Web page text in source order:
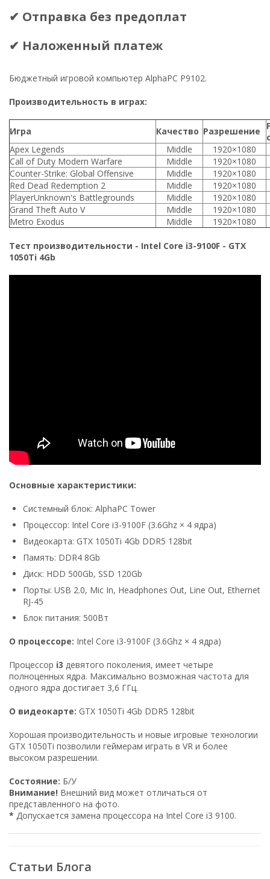
✔ Отправка без предоплат
✔ Наложенный платеж
Бюджетный игровой компьютер AlphaPC P9102.
Производительность в играх:
Игра Качество Разрешение
Apex Legends
Middle
1920×1080
Call of Duty Modern Warfare
Middle
1920×1080
Counter-Strike: Global Offensive
Middle
1920×1080
Red Dead Redemption 2
Middle
1920×1080
PlayerUnknown's Battlegrounds
Middle
1920×1080
Grand Theft Auto V
Middle
1920×1080
Metro Exodus
Middle 1920×1080
Тест производительности - Intel Core i3-9100F - GTX
1050Ti 4Gb
Основные характеристики:
Системный блок: AlphaPC Tower
Процессор: Intel Core i3-9100F (3.6Ghz × 4 ядра)
Видеокарта: GTX 1050Ti 4Gb DDR5 128bit
Память: DDR4 8Gb
Диск: HDD 500Gb, SSD 120Gb
Порты: USB 2.0, Mic In, Headphones Out, Line Out, Ethernet
RJ-45
Блок питания: 500Вт
О процессоре: Intel Core i3-9100F (3.6Ghz × 4 ядра)
Процессор i3 девятого поколения, имеет четыре
полноценных ядра. Максимально возможная частота для
одного ядра достигает 3,6 ГГц.
О видеокарте: GTX 1050Ti 4Gb DDR5 128bit
Хорошая производительность и новые игровые технологии
GTX 1050Ti позволили геймерам играть в VR и более
высоком разрешении.
Состояние: Б/У
Внимание! Внешний вид может отличаться от
представленного на фото.
* Допускается замена процессора на Intel Core i3 9100.
Статьи Блога